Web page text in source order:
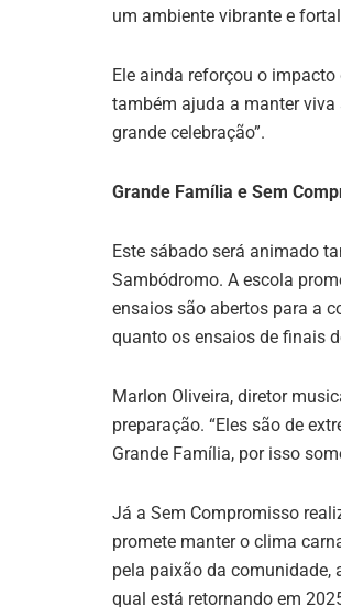
um ambiente vibrante e
Ele ainda reforçou o
também ajuda a manter
grande celebração”.
Grande Família e Sem
Este sábado será animado
Sambódromo. A escola
ensaios são abertos para a
quanto os ensaios de finais
Marlon Oliveira, diretor
preparação. “Eles são de
Grande Família, por isso
Já a Sem Compromisso
promete manter o clima
pela paixão da comunidade,
qual está retornando em